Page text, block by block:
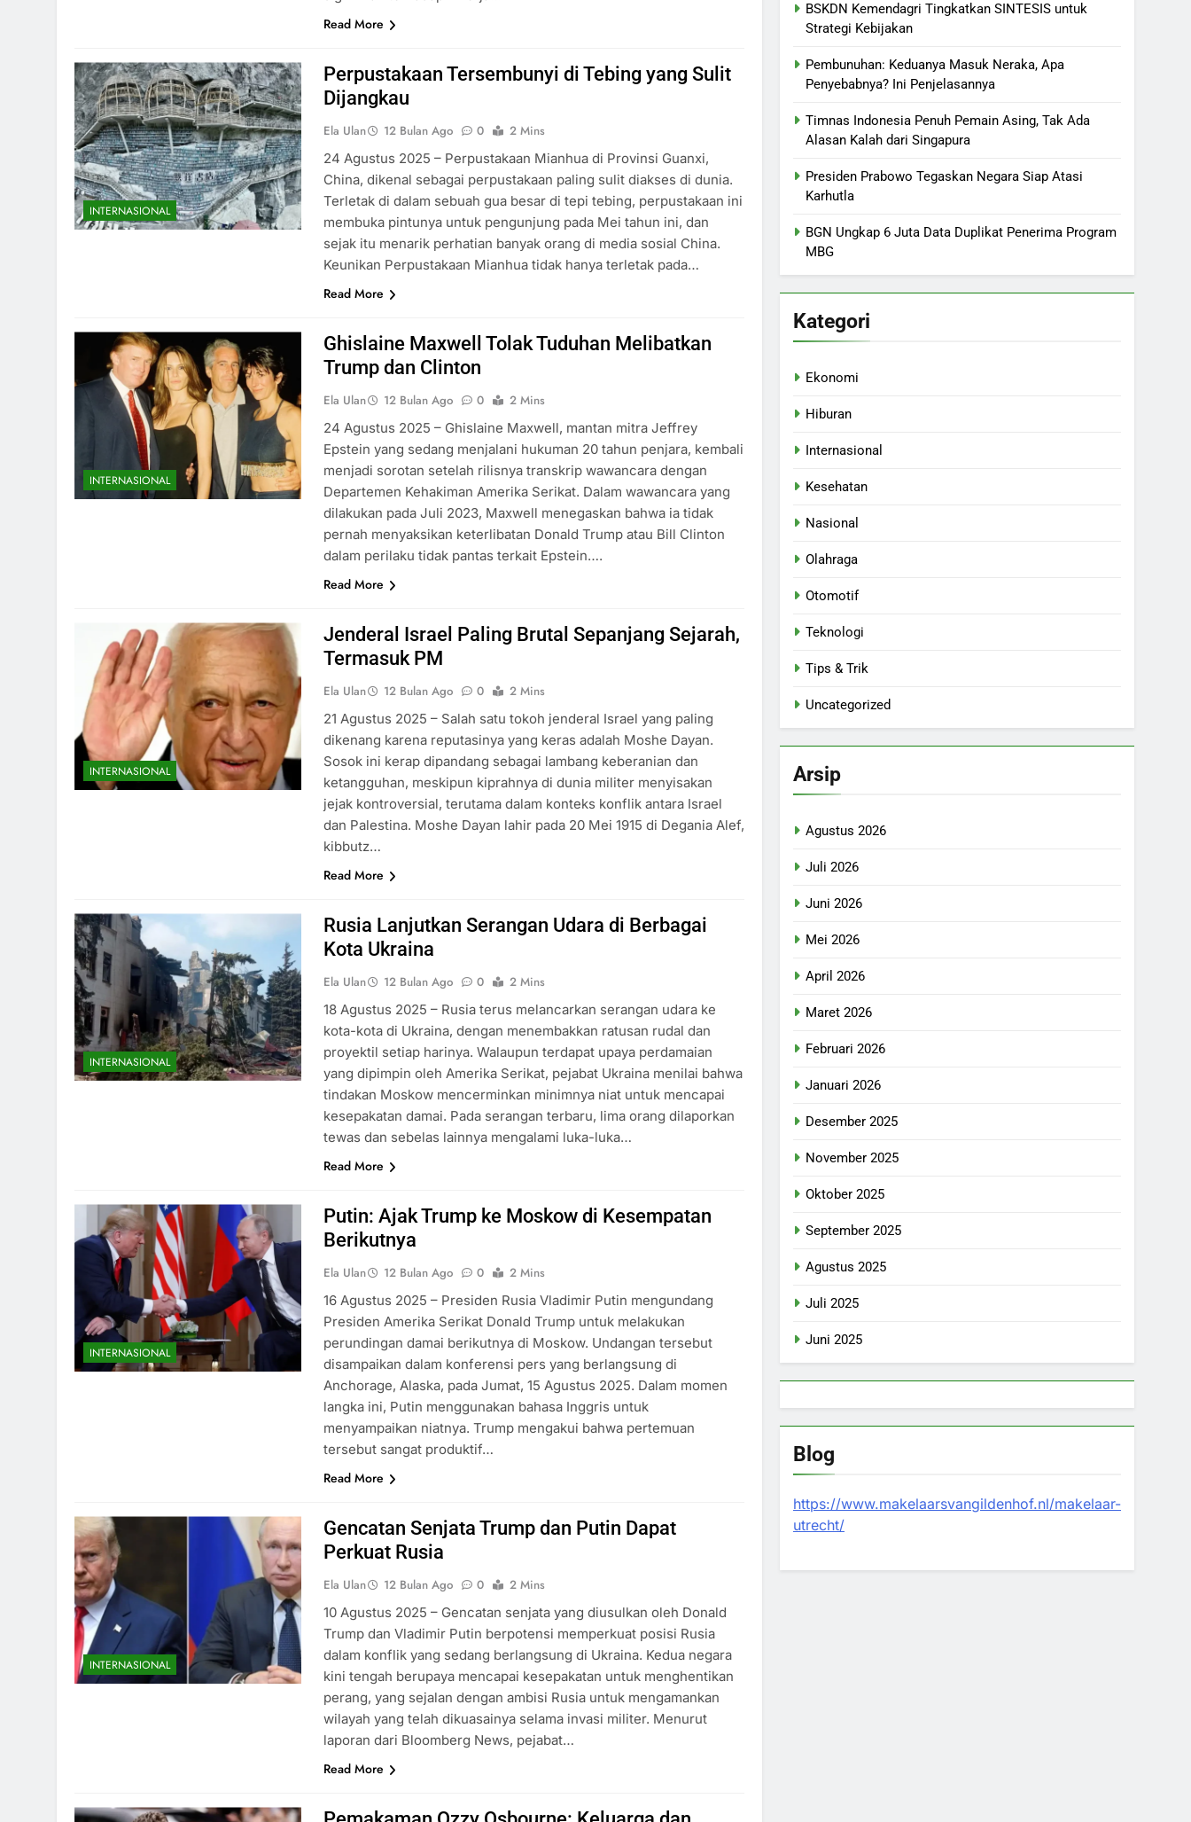
Read More
INTERNASIONAL
Perpustakaan Tersembunyi di Tebing yang Sulit
Dijangkau
Ela Ulan 12 Bulan Ago 0
2 Mins
24 Agustus 2025 – Perpustakaan Mianhua di Provinsi Guanxi,
China, dikenal sebagai perpustakaan paling sulit diakses di dunia.
Terletak di dalam sebuah gua besar di tepi tebing, perpustakaan ini
membuka pintunya untuk pengunjung pada Mei tahun ini, dan
sejak itu menarik perhatian banyak orang di media sosial China.
Keunikan Perpustakaan Mianhua tidak hanya terletak pada…
Read More
INTERNASIONAL
Ghislaine Maxwell Tolak Tuduhan Melibatkan
Trump dan Clinton
Ela Ulan 12 Bulan Ago 0
2 Mins
24 Agustus 2025 – Ghislaine Maxwell, mantan mitra Jeffrey
Epstein yang sedang menjalani hukuman 20 tahun penjara, kembali
menjadi sorotan setelah rilisnya transkrip wawancara dengan
Departemen Kehakiman Amerika Serikat. Dalam wawancara yang
dilakukan pada Juli 2023, Maxwell menegaskan bahwa ia tidak
pernah menyaksikan keterlibatan Donald Trump atau Bill Clinton
dalam perilaku tidak pantas terkait Epstein….
Read More
INTERNASIONAL
Jenderal Israel Paling Brutal Sepanjang Sejarah,
Termasuk PM
Ela Ulan 12 Bulan Ago 0
2 Mins
21 Agustus 2025 – Salah satu tokoh jenderal Israel yang paling
dikenang karena reputasinya yang keras adalah Moshe Dayan.
Sosok ini kerap dipandang sebagai lambang keberanian dan
ketangguhan, meskipun kiprahnya di dunia militer menyisakan
jejak kontroversial, terutama dalam konteks konflik antara Israel
dan Palestina. Moshe Dayan lahir pada 20 Mei 1915 di Degania Alef,
kibbutz…
Read More
INTERNASIONAL
Rusia Lanjutkan Serangan Udara di Berbagai
Kota Ukraina
Ela Ulan 12 Bulan Ago 0
2 Mins
18 Agustus 2025 – Rusia terus melancarkan serangan udara ke
kota-kota di Ukraina, dengan menembakkan ratusan rudal dan
proyektil setiap harinya. Walaupun terdapat upaya perdamaian
yang dipimpin oleh Amerika Serikat, pejabat Ukraina menilai bahwa
tindakan Moskow mencerminkan minimnya niat untuk mencapai
kesepakatan damai. Pada serangan terbaru, lima orang dilaporkan
tewas dan sebelas lainnya mengalami luka-luka…
Read More
INTERNASIONAL
Putin: Ajak Trump ke Moskow di Kesempatan
Berikutnya
Ela Ulan 12 Bulan Ago 0
2 Mins
16 Agustus 2025 – Presiden Rusia Vladimir Putin mengundang
Presiden Amerika Serikat Donald Trump untuk melakukan
perundingan damai berikutnya di Moskow. Undangan tersebut
disampaikan dalam konferensi pers yang berlangsung di
Anchorage, Alaska, pada Jumat, 15 Agustus 2025. Dalam momen
langka ini, Putin menggunakan bahasa Inggris untuk
menyampaikan niatnya. Trump mengakui bahwa pertemuan
tersebut sangat produktif…
Read More
INTERNASIONAL
Gencatan Senjata Trump dan Putin Dapat
Perkuat Rusia
Ela Ulan 12 Bulan Ago 0
2 Mins
10 Agustus 2025 – Gencatan senjata yang diusulkan oleh Donald
Trump dan Vladimir Putin berpotensi memperkuat posisi Rusia
dalam konflik yang sedang berlangsung di Ukraina. Kedua negara
kini tengah berupaya mencapai kesepakatan untuk menghentikan
perang, yang sejalan dengan ambisi Rusia untuk mengamankan
wilayah yang telah dikuasainya selama invasi militer. Menurut
laporan dari Bloomberg News, pejabat…
Read More
BSKDN Kemendagri Tingkatkan SINTESIS untuk
Strategi Kebijakan
Pembunuhan: Keduanya Masuk Neraka, Apa
Penyebabnya? Ini Penjelasannya
Timnas Indonesia Penuh Pemain Asing, Tak Ada
Alasan Kalah dari Singapura
Presiden Prabowo Tegaskan Negara Siap Atasi
Karhutla
BGN Ungkap 6 Juta Data Duplikat Penerima Program
MBG
Kategori
Ekonomi
Hiburan
Internasional
Kesehatan
Nasional
Olahraga
Otomotif
Teknologi
Tips & Trik
Uncategorized
Arsip
Agustus 2026
Juli 2026
Juni 2026
Mei 2026
April 2026
Maret 2026
Februari 2026
Januari 2026
Desember 2025
November 2025
Oktober 2025
September 2025
Agustus 2025
Juli 2025
Juni 2025
Blog
https://www.makelaarsvangildenhof.nl/makelaar-
utrecht/